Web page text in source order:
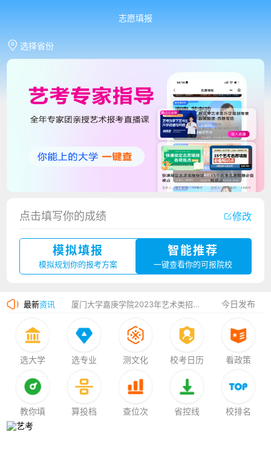
志愿填报
选择省份
点击填写你的成绩 修改
模拟填报
模拟规划你的报考方案
智能推荐
一键查看你的可报院校
最新资讯
香港中文大学（深圳）2023年夏季高考招生简章
湛江幼儿师范专科学校2023年夏季高考招生简章
厦门大学嘉庚学院2023年艺术类招生简章 今日发布
选大学 选专业 测文化 校考日历 看政策
教你填 算投档 查位次 省控线 校排名